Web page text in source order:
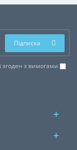
і згоден з вимогами
Підписка